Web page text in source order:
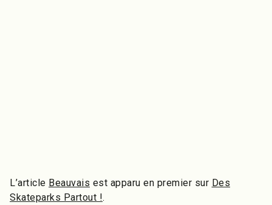
L’article Beauvais est apparu en premier sur Des
Skateparks Partout !.